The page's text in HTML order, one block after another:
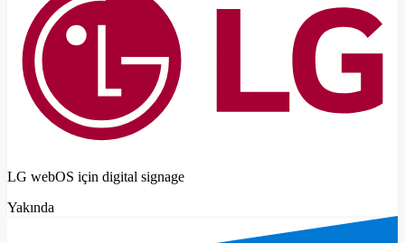
LG webOS için digital signage
Yakında